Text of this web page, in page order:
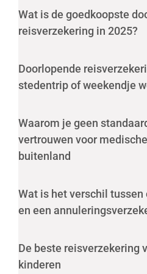
Wat is de goedkoopste
reisverzekering in 2025?
Doorlopende
stedentrip of weekendje
Waarom je geen
vertrouwen voor
buitenland
Wat is het verschil
en een
De beste reisverzekering
kinderen